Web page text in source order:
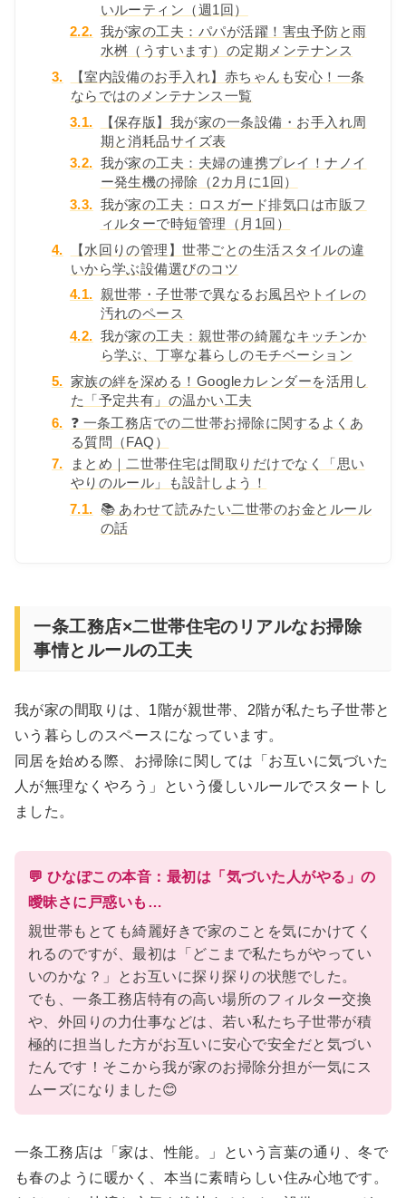
いルーティン（週1回）
2.2. 我が家の工夫：パパが活躍！害虫予防と雨
水桝（うすいます）の定期メンテナンス
3.
【室内設備のお手入れ】赤ちゃんも安心！一条
ならではのメンテナンス一覧
3.1.
【保存版】我が家の一条設備・お手入れ周
期と消耗品サイズ表
3.2. 我が家の工夫：夫婦の連携プレイ！ナノイ
ー発生機の掃除（2カ月に1回）
3.3. 我が家の工夫：ロスガード排気口は市販フ
ィルターで時短管理（月1回）
4.
【水回りの管理】世帯ごとの生活スタイルの違
いから学ぶ設備選びのコツ
4.1. 親世帯・子世帯で異なるお風呂やトイレの
汚れのペース
4.2. 我が家の工夫：親世帯の綺麗なキッチンか
ら学ぶ、丁寧な暮らしのモチベーション
5. 家族の絆を深める！Googleカレンダーを活用し
た「予定共有」の温かい工夫
6. ❓ 一条工務店での二世帯お掃除に関するよくあ
る質問（FAQ）
7.
まとめ｜二世帯住宅は間取りだけでなく「思い
やりのルール」も設計しよう！
7.1. 📚 あわせて読みたい二世帯のお金とルール
の話
一条工務店×二世帯住宅のリアルなお掃除
事情とルールの工夫
我が家の間取りは、1階が親世帯、2階が私たち子世帯と
いう暮らしのスペースになっています。
同居を始める際、お掃除に関しては「お互いに気づいた
人が無理なくやろう」という優しいルールでスタートし
ました。
💬 ひなぽこの本音：最初は「気づいた人がやる」の
曖昧さに戸惑いも…
親世帯もとても綺麗好きで家のことを気にかけてく
れるのですが、最初は「どこまで私たちがやってい
いのかな？」とお互いに探り探りの状態でした。
でも、一条工務店特有の高い場所のフィルター交換
や、外回りの力仕事などは、若い私たち子世帯が積
極的に担当した方がお互いに安心で安全だと気づい
たんです！そこから我が家のお掃除分担が一気にス
ムーズになりました😊
一条工務店は「家は、性能。」という言葉の通り、冬で
も春のように暖かく、本当に素晴らしい住み心地です。